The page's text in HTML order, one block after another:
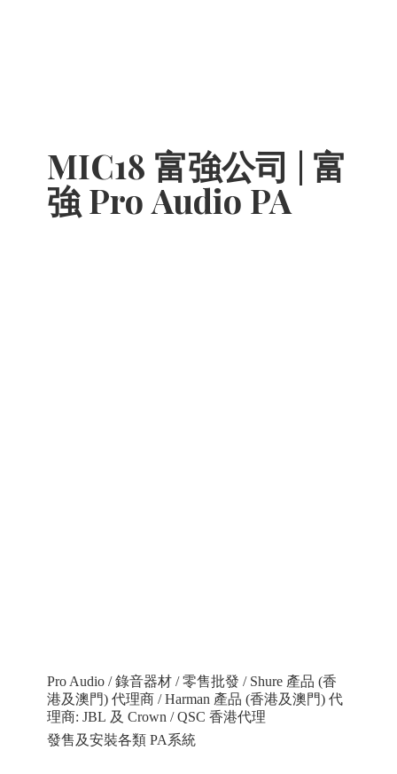
MIC18 富強公司 | 富
強 Pro Audio PA
Pro Audio / 錄音器材 / 零售批發 / Shure 產品 (香
港及澳門) 代理商 / Harman 產品 (香港及澳門) 代
理商: JBL 及 Crown / QSC 香港代理
發售及安裝各類 PA系統